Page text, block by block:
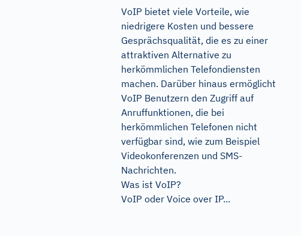
VoIP bietet viele Vorteile, wie
niedrigere Kosten und bessere
Gesprächsqualität, die es zu einer
attraktiven Alternative zu
herkömmlichen Telefondiensten
machen. Darüber hinaus ermöglicht
VoIP Benutzern den Zugriff auf
Anruffunktionen, die bei
herkömmlichen Telefonen nicht
verfügbar sind, wie zum Beispiel
Videokonferenzen und SMS-
Nachrichten.
Was ist VoIP?
VoIP oder Voice over IP...